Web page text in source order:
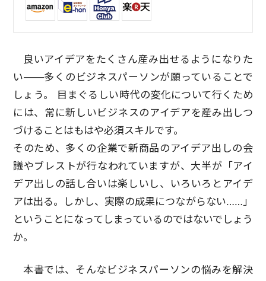
良いアイデアをたくさん産み出せるようになりた
い――多くのビジネスパーソンが願っていることで
しょう。 目まぐるしい時代の変化について行くため
には、常に新しいビジネスのアイデアを産み出しつ
づけることはもはや必須スキルです。
そのため、多くの企業で新商品のアイデア出しの会
議やブレストが行なわれていますが、大半が「アイ
デア出しの話し合いは楽しいし、いろいろとアイデ
アは出る。しかし、実際の成果につながらない……」
ということになってしまっているのではないでしょう
か。
本書では、そんなビジネスパーソンの悩みを解決